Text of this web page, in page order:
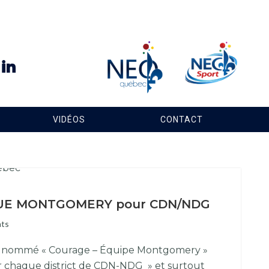
VIDÉOS CONTACT
MONTGOMERY pour CDN/NDG
« Courage – Équipe Montgomery »
district de CDN-NDG » et surtout